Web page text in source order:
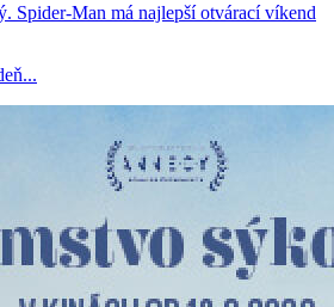
Spider-Man má najlepší otvárací víkend